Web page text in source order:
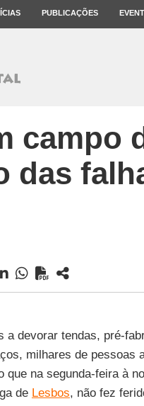
PUBLICAÇÕES
campo
das
a devorar tendas, pré-
milhares de pessoas
que na segunda-feira à
de Lesbos, não fez